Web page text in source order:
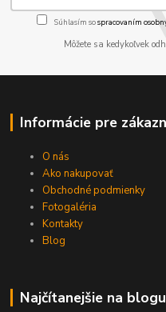
Súhlasím sospracovaním
Môžete sa kedykoľvek
Informácie pre
O nás
Ako nakupovať
Obchodné podmienky
Fotogaléria
Kontakty
Blog
Najčítanejšie na blogu